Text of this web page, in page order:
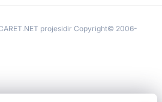
projesidir Copyright© 2006-